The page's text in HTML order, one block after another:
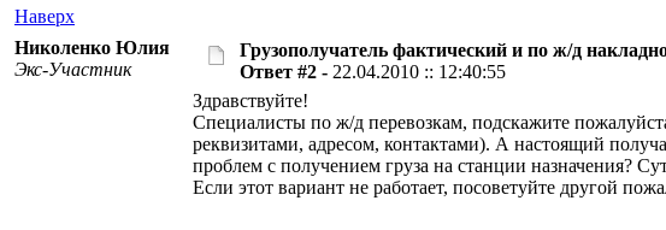
Наверх
Николенко Юлия
Экс-Участник
Грузополучатель фактический и по ж/д
Ответ #2 - 22.04.2010 :: 12:40:55
Здравствуйте!
Специалисты по ж/д перевозкам, подскажите
реквизитами, адресом, контактами). А настоящий
проблем с получением груза на станции назначения?
Если этот вариант не работает, посоветуйте другой